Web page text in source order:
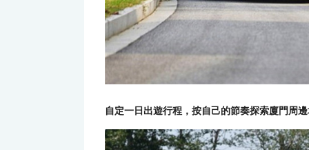
自定一日出遊行程，按自己的節奏探索廈門周